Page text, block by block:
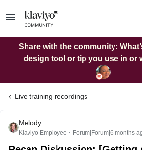
Share with the community:
design tool or tip you use in or
Live training recordings
Melody
Klaviyo Employee Forum|Forum|6 months